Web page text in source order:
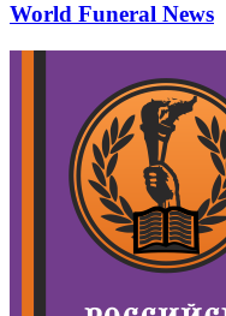
World Funeral News